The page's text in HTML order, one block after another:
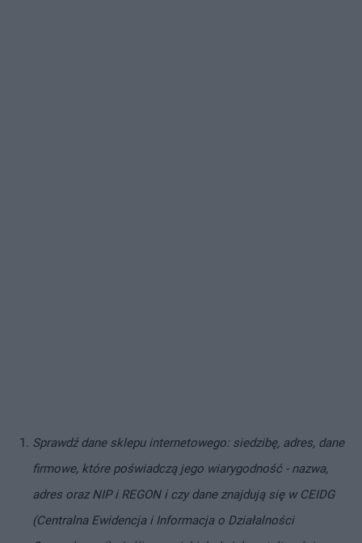
Sprawdź dane sklepu internetowego: siedzibę, adres, dane
firmowe, które poświadczą jego wiarygodność - nazwa,
adres oraz NIP i REGON i czy dane znajdują się w CEIDG
(Centralna Ewidencja i Informacja o Działalności